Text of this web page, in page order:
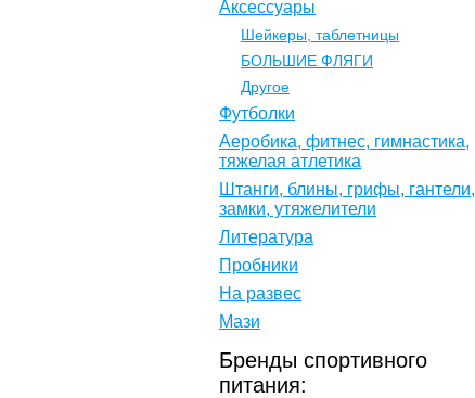
Аксессуары
Шейкеры, таблетницы
БОЛЬШИЕ ФЛЯГИ
Другое
Футболки
Аеробика, фитнес, гимнастика,
тяжелая атлетика
Штанги, блины, грифы, гантели,
замки, утяжелители
Литература
Пробники
На развес
Мази
Бренды спортивного
питания: